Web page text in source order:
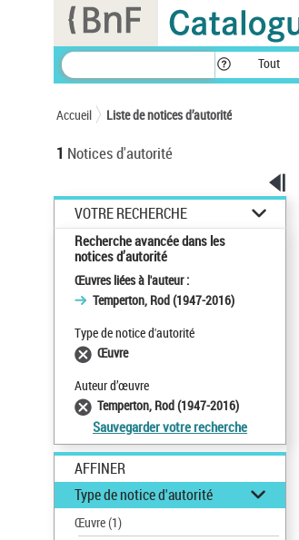
Tout
Accueil Liste de notices d’autorité
1 Notices d'autorité
VOTRE RECHERCHE
Recherche avancée dans les
notices d’autorité
Œuvres liées à l'auteur :
Temperton, Rod (1947-2016)
Type de notice d'autorité
Œuvre
Auteur d’œuvre
Temperton, Rod (1947-2016)
Sauvegarder votre recherche
AFFINER
Type de notice d'autorité
Œuvre(1)
Panneau de gestion des cookies